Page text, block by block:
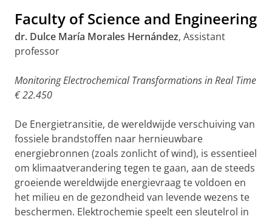
Faculty of Science and Engineering
dr. Dulce María Morales Hernández, Assistant
professor
Monitoring Electrochemical Transformations in Real Time
€ 22.450
De Energietransitie, de wereldwijde verschuiving van
fossiele brandstoffen naar hernieuwbare
energiebronnen (zoals zonlicht of wind), is essentieel
om klimaatverandering tegen te gaan, aan de steeds
groeiende wereldwijde energievraag te voldoen en
het milieu en de gezondheid van levende wezens te
beschermen. Elektrochemie speelt een sleutelrol in